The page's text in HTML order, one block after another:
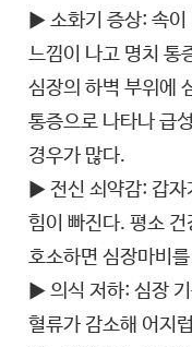
▶ 소화기 증상: 속이
느낌이 나고 명치 통
심장의 하벽 부위에
통증으로 나타나 급
경우가 많다.
▶ 전신 쇠약감: 갑자
힘이 빠진다. 평소
호소하면 심장마비
▶ 의식 저하: 심장
혈류가 감소해 어지